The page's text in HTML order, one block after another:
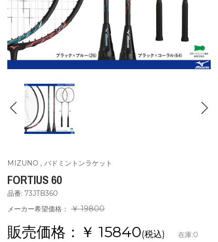
MIZUNO , バドミントンラケット
FORTIUS 60
品番: 73JTB360
メーカー希望価格：
￥ 19800
販売価格：￥ 15840(税込) 在庫:0